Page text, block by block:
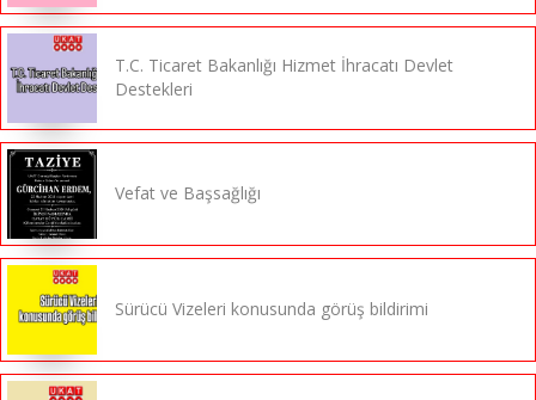
T.C. Ticaret Bakanlığı Hizmet İhracatı Devlet
Destekleri
Vefat ve Başsağlığı
Sürücü Vizeleri konusunda görüş bildirimi